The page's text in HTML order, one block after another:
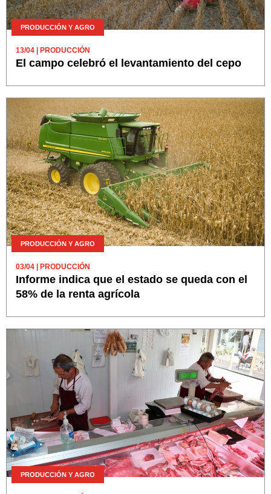
PRODUCCIÓN Y AGRO
13/04 | PRODUCCIÓN
El campo celebró el levantamiento del cepo
PRODUCCIÓN Y AGRO
03/04 | PRODUCCIÓN
Informe indica que el estado se queda con el
58% de la renta agrícola
PRODUCCIÓN Y AGRO